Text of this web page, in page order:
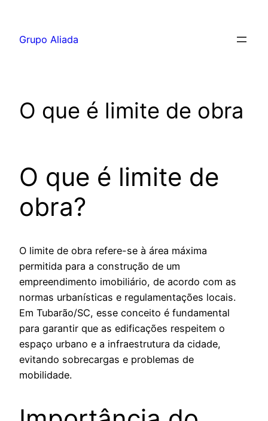
Grupo Aliada
O que é limite de obra
O que é limite de
obra?
O limite de obra refere-se à área máxima
permitida para a construção de um
empreendimento imobiliário, de acordo com as
normas urbanísticas e regulamentações locais.
Em Tubarão/SC, esse conceito é fundamental
para garantir que as edificações respeitem o
espaço urbano e a infraestrutura da cidade,
evitando sobrecargas e problemas de
mobilidade.